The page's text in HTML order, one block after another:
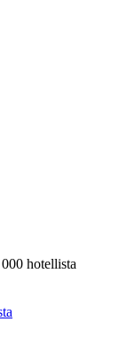
hotellista